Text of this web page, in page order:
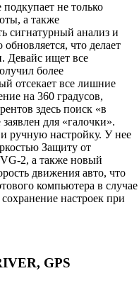
не только
а также
сигнатурный анализ и
что делает
Девайс ищет все
более
отсекает все лишние
на 360 градусов,
здесь поиск «в
для «галочки».
ручную настройку. У нее
Защиту от
2, а также новый
движения авто, что
компьютера в случае
настроек при
GPS